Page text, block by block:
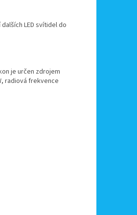
LED svítidel do
je určen zdrojem
radiová frekvence